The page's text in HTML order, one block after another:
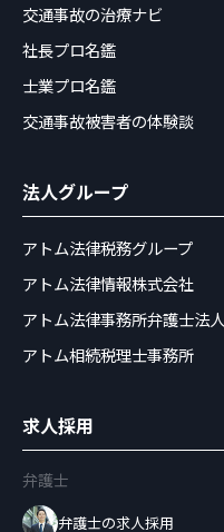
交通事故の治療ナビ
社長プロ名鑑
士業プロ名鑑
交通事故被害者の体験談
法人グループ
アトム法律税務グループ
アトム法律情報株式会社
アトム法律事務所弁護士法人
アトム相続税理士事務所
求人採用
弁護士
弁護士の求人採用